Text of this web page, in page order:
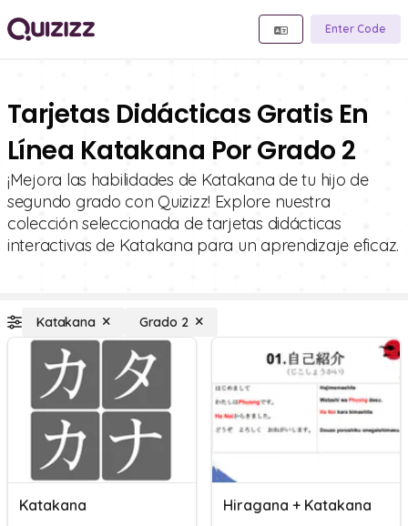
Enter Code
Tarjetas Didácticas Gratis En
Línea Katakana Por Grado 2
¡Mejora las habilidades de Katakana de tu hijo de
segundo grado con Quizizz! Explore nuestra
colección seleccionada de tarjetas didácticas
interactivas de Katakana para un aprendizaje eficaz.
Katakana Grado 2
Katakana Hiragana + Katakana